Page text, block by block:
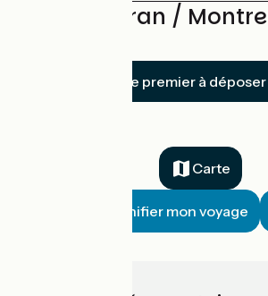
Avis sur Evran /
Soyez le premier à
Carte
Planifier mon voyage